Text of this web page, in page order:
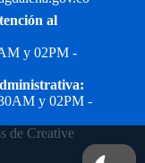
al
y 02PM -
y 02PM -
de Creative